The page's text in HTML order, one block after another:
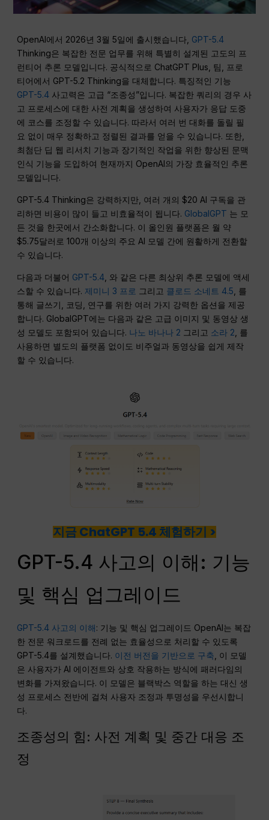
OpenAI에서 2026년 3월 5일에 출시했습니다, GPT-5.4
Thinking은 복잡한 전문 업무를 위해 특별히 설계된 고도의 프
런티어 추론 모델입니다. 공식적으로 ChatGPT Plus, 팀, 프로
티어에서 GPT-5.2 Thinking을 대체합니다. 특징적인 기능
GPT-5.4 사고력은 고급 “조종성”입니다. 복잡한 쿼리의 경우 사
고 프로세스에 대한 사전 계획을 생성하여 사용자가 응답 도중
에 코스를 조정할 수 있습니다. 따라서 여러 번 대화를 돌릴 필
요 없이 매우 정확하고 정렬된 결과를 얻을 수 있습니다. 또한,
최첨단 딥 웹 리서치 기능과 장기적인 작업을 위한 향상된 문맥
인식 기능을 도입하여 현재까지 OpenAI의 가장 효율적인 추론
모델입니다.
GPT-5.4 Thinking은 강력하지만, 여러 개의 $20 AI 구독을 관
리하면 비용이 많이 들고 비효율적이 됩니다. GlobalGPT 는 모
든 것을 한곳에서 간소화합니다. 이 올인원 플랫폼은 월 약
$5.75달러로 100개 이상의 주요 AI 모델 간에 원활하게 전환할
수 있습니다.
다음과 더불어 GPT-5.4, 와 같은 다른 최상위 추론 모델에 액세
스할 수 있습니다.제미니 3 프로 그리고 클로드 소네트 4.5, 를
통해 글쓰기, 코딩, 연구를 위한 여러 가지 강력한 옵션을 제공
합니다. GlobalGPT에는 다음과 같은 고급 이미지 및 동영상 생
성 모델도 포함되어 있습니다. 나노 바나나 2 그리고 소라 2, 를
사용하면 별도의 플랫폼 없이도 비주얼과 동영상을 쉽게 제작
할 수 있습니다.
지금 ChatGPT 5.4 체험하기 >
GPT-5.4 사고의 이해: 기능
및 핵심 업그레이드
GPT-5.4 사고의 이해: 기능 및 핵심 업그레이드 OpenAI는 복잡
한 전문 워크로드를 전례 없는 효율성으로 처리할 수 있도록
GPT-5.4를 설계했습니다. 이전 버전을 기반으로 구축 , 이 모델
은 사용자가 AI 에이전트와 상호 작용하는 방식에 패러다임의
변화를 가져왔습니다. 이 모델은 블랙박스 역할을 하는 대신 생
성 프로세스 전반에 걸쳐 사용자 조정과 투명성을 우선시합니
다.
조종성의 힘: 사전 계획 및 중간 대응 조
정